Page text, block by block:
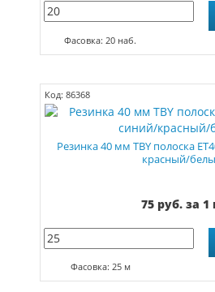
Фасовка: 20 наб.
Код: 86368
Резинка 40 мм TBY полоска
красный/
75 руб. за 1
Фасовка: 25 м